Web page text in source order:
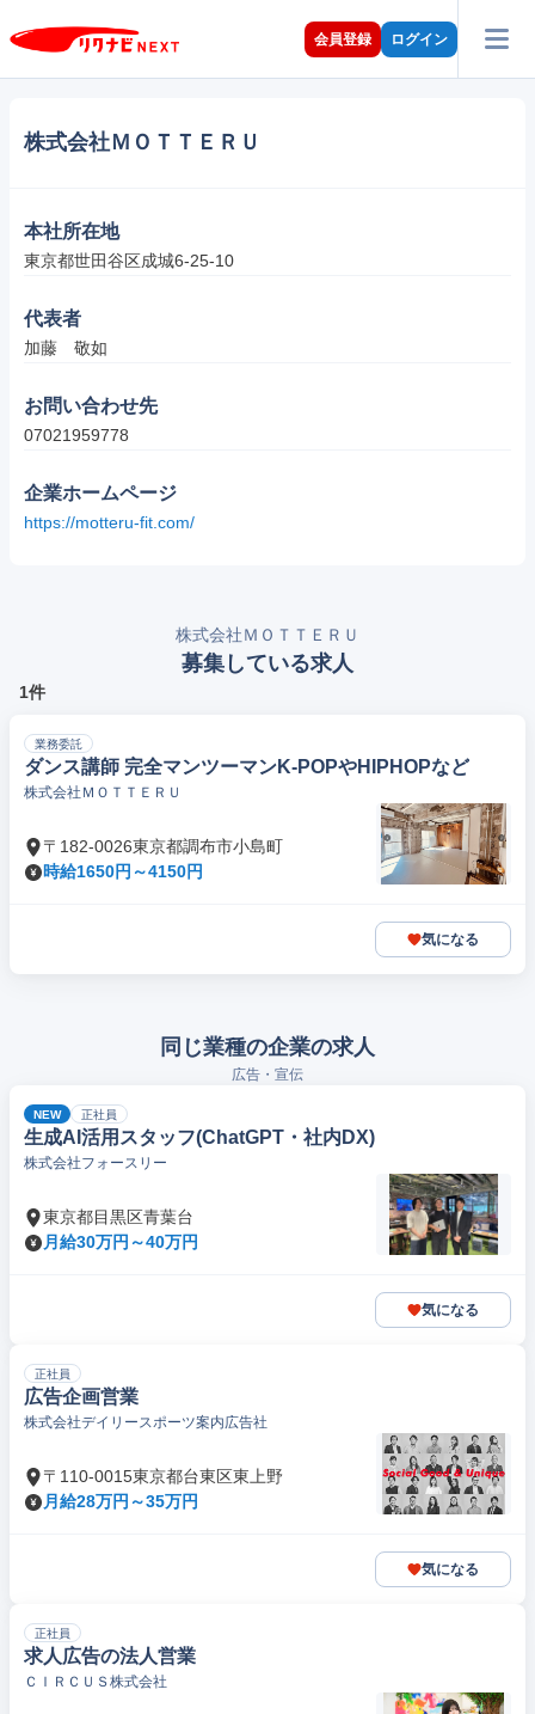
会員登録 ログイン
株式会社ＭＯＴＴＥＲＵ
本社所在地
東京都世田谷区成城6-25-10
代表者
加藤　敬如
お問い合わせ先
07021959778
企業ホームページ
https://motteru-fit.com/
株式会社ＭＯＴＴＥＲＵ
募集している求人
1件
業務委託
ダンス講師 完全マンツーマンK-POPやHIPHOPなど
株式会社ＭＯＴＴＥＲＵ
〒182-0026東京都調布市小島町
時給1650円～4150円
気になる
同じ業種の企業の求人
広告・宣伝
NEW 正社員
生成AI活用スタッフ(ChatGPT・社内DX)
株式会社フォースリー
東京都目黒区青葉台
月給30万円～40万円
気になる
正社員
広告企画営業
株式会社デイリースポーツ案内広告社
〒110-0015東京都台東区東上野
月給28万円～35万円
気になる
正社員
求人広告の法人営業
ＣＩＲＣＵＳ株式会社